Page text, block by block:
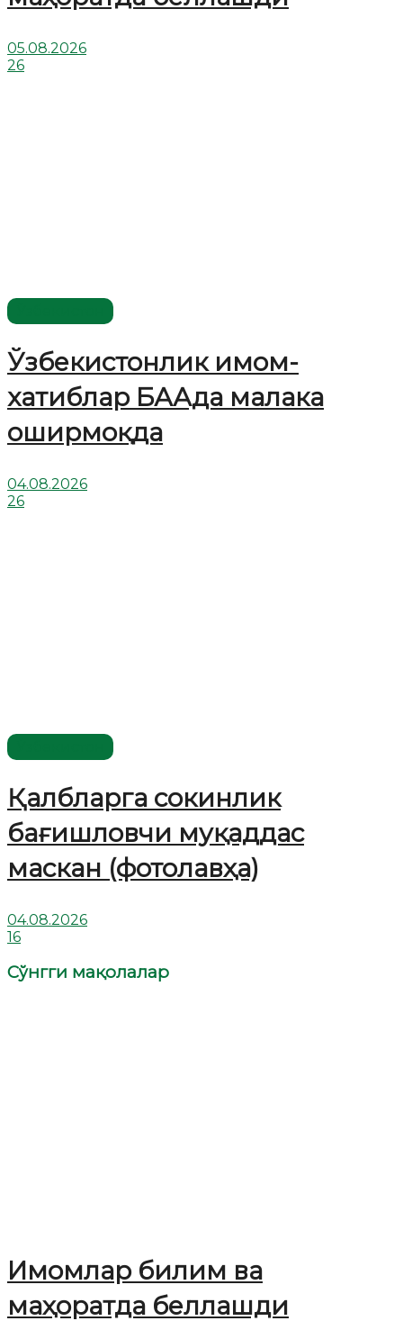
05.08.2026
26
Ўзбекистонлик имом-
хатиблар БААда малака
оширмоқда
04.08.2026
26
Қалбларга сокинлик
бағишловчи муқаддас
маскан (фотолавҳа)
04.08.2026
16
Сўнгги мақолалар
Имомлар билим ва
маҳоратда беллашди